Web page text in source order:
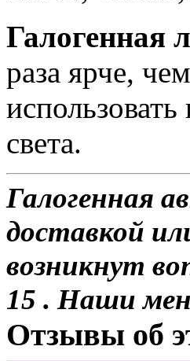
Галогенная
раза ярче,
света.
Галогенная
доставкой
возникнут
15 . Наши
Отзывы об